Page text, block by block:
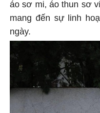
áo sơ mi, áo thun sơ
mang đến sự linh
ngày.